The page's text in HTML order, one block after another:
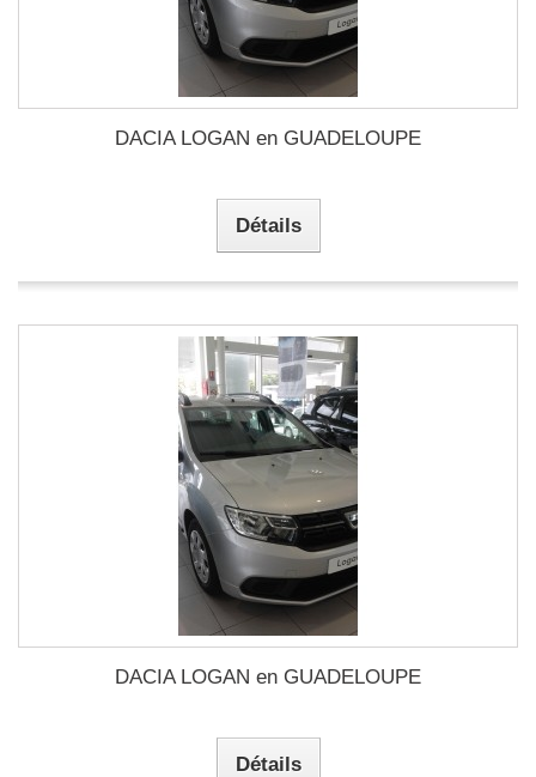
DACIA LOGAN en GUADELOUPE
Détails
DACIA LOGAN en GUADELOUPE
Détails